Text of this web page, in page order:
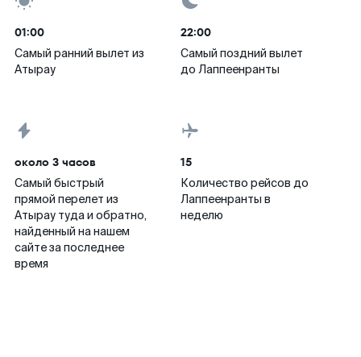
01:00
Самый ранний вылет из
Атырау
22:00
Самый поздний вылет
до Лаппеенранты
около 3 часов
Самый быстрый
прямой перелет из
Атырау туда и обратно,
найденный на нашем
сайте за последнее
время
15
Количество рейсов до
Лаппеенранты в
неделю